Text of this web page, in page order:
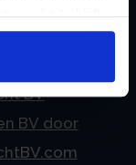
website blijft
lening
BV
BV door